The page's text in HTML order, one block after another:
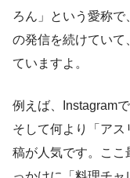
ろん」という愛称
の発信を続けてい
ていますよ。
例えば、Instagram
そして何より「ア
稿が人気です。ここ